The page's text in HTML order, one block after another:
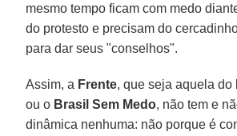
mesmo tempo ficam com medo
do protesto e precisam do
para dar seus "conselhos".
Assim, a Frente, que seja aquela do
ou o Brasil Sem Medo, não tem e
dinâmica nenhuma: não porque é